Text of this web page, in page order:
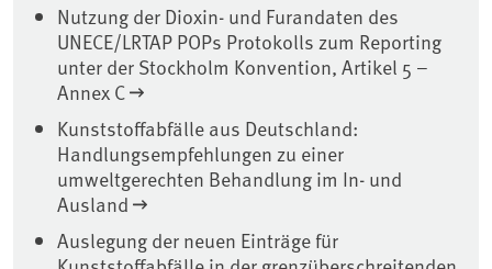
Nutzung der Dioxin- und Furandaten des
UNECE/LRTAP POPs Protokolls zum Reporting
unter der Stockholm Konvention, Artikel 5 –
Annex C
Kunststoffabfälle aus Deutschland:
Handlungsempfehlungen zu einer
umweltgerechten Behandlung im In- und
Ausland
Auslegung der neuen Einträge für